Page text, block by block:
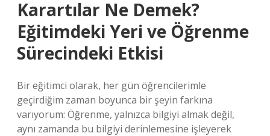
Karartılar Ne Demek?
Eğitimdeki Yeri ve Öğrenme
Sürecindeki Etkisi
Bir eğitimci olarak, her gün öğrencilerimle
geçirdiğim zaman boyunca bir şeyin farkına
varıyorum: Öğrenme, yalnızca bilgiyi almak değil,
aynı zamanda bu bilgiyi derinlemesine işleyerek